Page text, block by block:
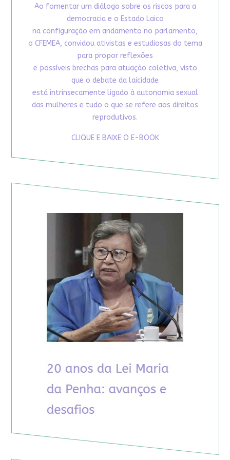
Ao fomentar um diálogo sobre os riscos para a
democracia e o Estado Laico
na configuração em andamento no parlamento,
o CFEMEA, convidou ativistas e estudiosas do tema
para propor reflexões
e possíveis brechas para atuação coletiva, visto
que o debate da laicidade
está intrinsecamente ligado à autonomia sexual
das mulheres e tudo o que se refere aos direitos
reprodutivos.
CLIQUE E BAIXE O E-BOOK